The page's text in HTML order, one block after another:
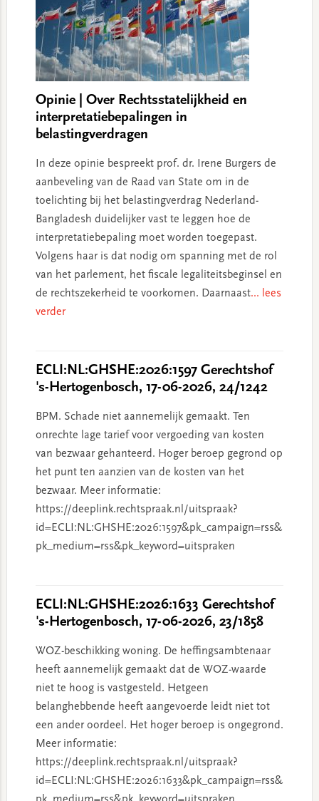
Opinie | Over Rechtsstatelijkheid en
interpretatiebepalingen in
belastingverdragen
In deze opinie bespreekt prof. dr. Irene Burgers de
aanbeveling van de Raad van State om in de
toelichting bij het belastingverdrag Nederland-
Bangladesh duidelijker vast te leggen hoe de
interpretatiebepaling moet worden toegepast.
Volgens haar is dat nodig om spanning met de rol
van het parlement, het fiscale legaliteitsbeginsel en
de rechtszekerheid te voorkomen. Daarnaast... lees
verder
ECLI:NL:GHSHE:2026:1597 Gerechtshof
's-Hertogenbosch, 17-06-2026, 24/1242
BPM. Schade niet aannemelijk gemaakt. Ten
onrechte lage tarief voor vergoeding van kosten
van bezwaar gehanteerd. Hoger beroep gegrond op
het punt ten aanzien van de kosten van het
bezwaar. Meer informatie:
https://deeplink.rechtspraak.nl/uitspraak?
id=ECLI:NL:GHSHE:2026:1597&pk_campaign=rss&
pk_medium=rss&pk_keyword=uitspraken
ECLI:NL:GHSHE:2026:1633 Gerechtshof
's-Hertogenbosch, 17-06-2026, 23/1858
WOZ-beschikking woning. De heffingsambtenaar
heeft aannemelijk gemaakt dat de WOZ-waarde
niet te hoog is vastgesteld. Hetgeen
belanghebbende heeft aangevoerde leidt niet tot
een ander oordeel. Het hoger beroep is ongegrond.
Meer informatie:
https://deeplink.rechtspraak.nl/uitspraak?
id=ECLI:NL:GHSHE:2026:1633&pk_campaign=rss&